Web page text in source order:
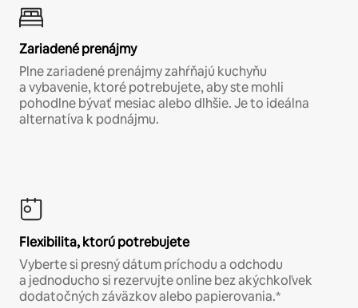
Zariadené prenájmy
Plne zariadené prenájmy zahŕňajú kuchyňu
a vybavenie, ktoré potrebujete, aby ste mohli
pohodlne bývať mesiac alebo dlhšie. Je to ideálna
alternatíva k podnájmu.
Flexibilita, ktorú potrebujete
Vyberte si presný dátum príchodu a odchodu
a jednoducho si rezervujte online bez akýchkoľvek
dodatočných záväzkov alebo papierovania.*